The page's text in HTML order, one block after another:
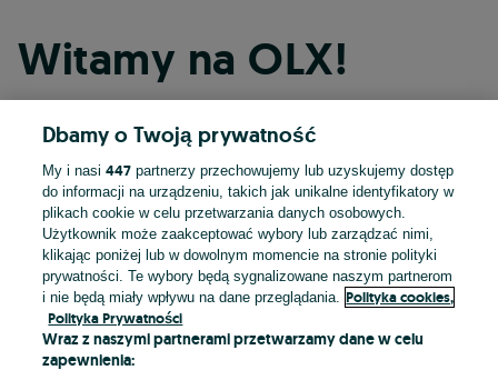
Witamy na OLX!
Kontynuuj przez Facebooka
Kontynuuj przez konto Apple
Kontynuuj przez konto Google
LUB
Dbamy o Twoją prywatność
My i nasi447 partnerzy przechowujemy lub uzyskujemy dostęp
do informacji na urządzeniu, takich jak unikalne identyfikatory w
plikach cookie w celu przetwarzania danych osobowych.
Użytkownik może zaakceptować wybory lub zarządzać nimi,
klikając poniżej lub w dowolnym momencie na stronie polityki
prywatności. Te wybory będą sygnalizowane naszym partnerom
i nie będą miały wpływu na dane przeglądania.
Polityka cookies,
Polityka Prywatności
Wraz z naszymi partnerami przetwarzamy dane w celu
zapewnienia: